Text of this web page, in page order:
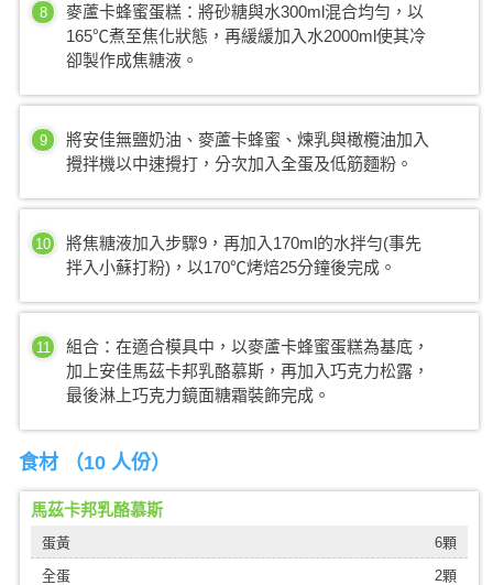
8
麥蘆卡蜂蜜蛋糕：將砂糖與水300ml混合均勻，以
165℃煮至焦化狀態，再緩緩加入水2000ml使其冷
卻製作成焦糖液。
9
將安佳無鹽奶油、麥蘆卡蜂蜜、煉乳與橄欖油加入
攪拌機以中速攪打，分次加入全蛋及低筋麵粉。
10
將焦糖液加入步驟9，再加入170ml的水拌勻(事先
拌入小蘇打粉)，以170℃烤焙25分鐘後完成。
11
組合：在適合模具中，以麥蘆卡蜂蜜蛋糕為基底，
加上安佳馬茲卡邦乳酪慕斯，再加入巧克力松露，
最後淋上巧克力鏡面糖霜裝飾完成。
食材 （10 人份）
馬茲卡邦乳酪慕斯
蛋黃
6顆
全蛋
2顆